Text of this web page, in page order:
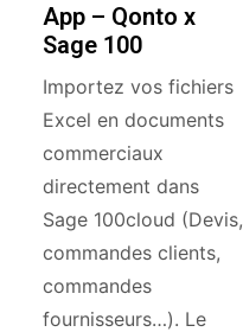
App – Qonto x
Sage 100
Importez vos fichiers
Excel en documents
commerciaux
directement dans
Sage 100cloud (Devis,
commandes clients,
commandes
fournisseurs…). Le